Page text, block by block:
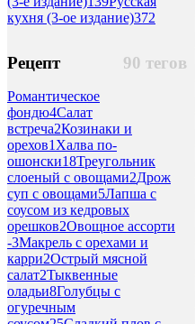
кухня (3-ое издание)372
90 тегов
Рецепт
Романтическое
фондю4Салат
встреча2Козинаки и
орехов1 Халва по-
ошонски18Треугольник
слоеный с овощами2Дрож
суп с овощами5Лапша с
соусом из кедровых
орешков2Овощное ассорти
-3Макрель с орехами и
карри2Острый мясной
салат2Тыквенные
оладьи8Голубцы с
огуречным